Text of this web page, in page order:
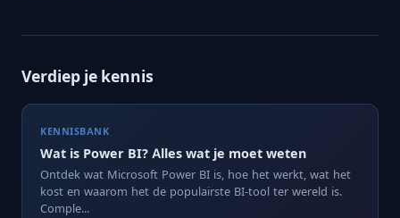
Verdiep je kennis
KENNISBANK
Wat is Power BI? Alles wat je moet weten
Ontdek wat Microsoft Power BI is, hoe het werkt, wat het
kost en waarom het de populairste BI-tool ter wereld is.
Comple...